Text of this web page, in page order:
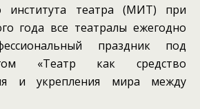
института театра (МИТ) при
года все театралы ежегодно
праздник под
«Театр как средство
и укрепления мира между